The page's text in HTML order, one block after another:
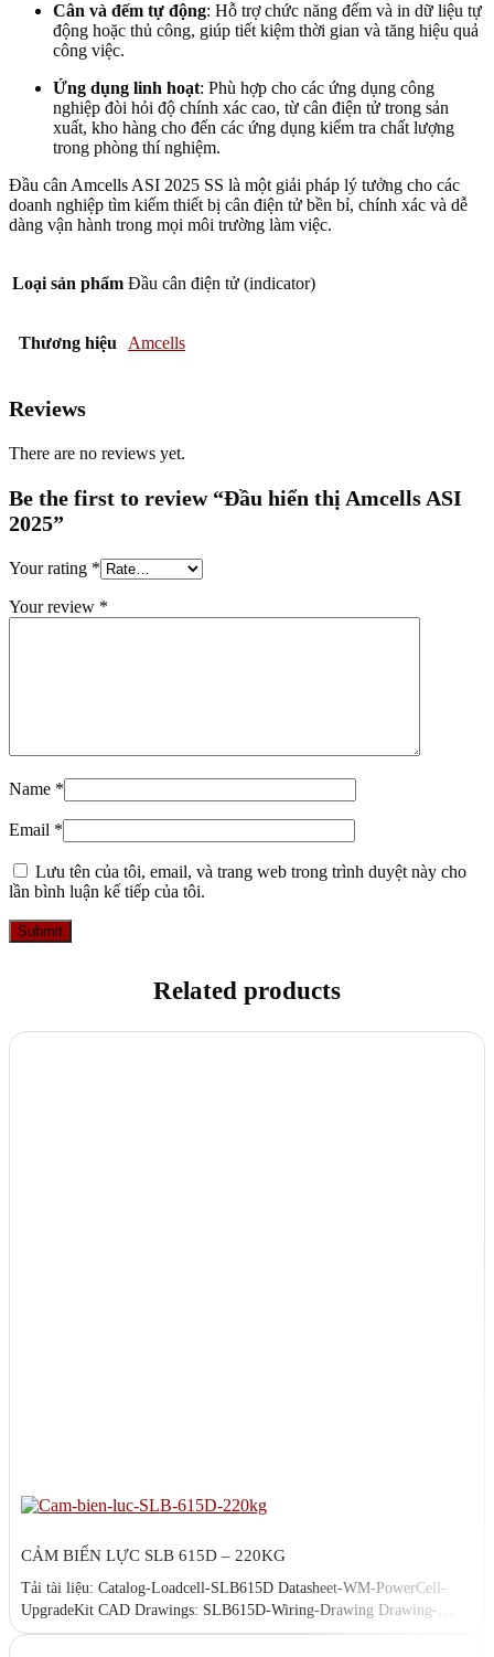
Cân và đếm tự động: Hỗ trợ chức năng đếm và in dữ liệu tự
động hoặc thủ công, giúp tiết kiệm thời gian và tăng hiệu quả
công việc.
Ứng dụng linh hoạt: Phù hợp cho các ứng dụng công
nghiệp đòi hỏi độ chính xác cao, từ cân điện tử trong sản
xuất, kho hàng cho đến các ứng dụng kiểm tra chất lượng
trong phòng thí nghiệm.
Đầu cân Amcells ASI 2025 SS là một giải pháp lý tưởng cho các
doanh nghiệp tìm kiếm thiết bị cân điện tử bền bỉ, chính xác và dễ
dàng vận hành trong mọi môi trường làm việc.
Loại sản phẩm Đầu cân điện tử (indicator)
Thương hiệu Amcells
Reviews
There are no reviews yet.
Be the first to review “Đầu hiển thị Amcells ASI
2025”
Your rating *
Your review *
Name *
Email *
Lưu tên của tôi, email, và trang web trong trình duyệt này cho
lần bình luận kế tiếp của tôi.
Related products
CẢM BIẾN LỰC SLB 615D – 220KG
Tải tài liệu: Catalog-Loadcell-SLB615D Datasheet-WM-PowerCell-
UpgradeKit CAD Drawings: SLB615D-Wiring-Drawing Drawing-
SLB615D SLB615D_3D_CAD